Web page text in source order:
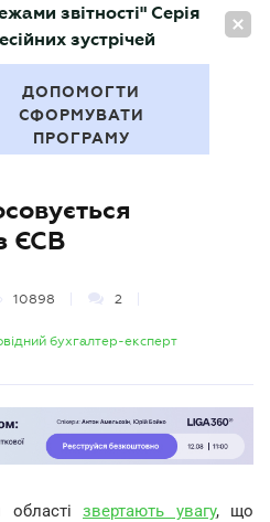
UA
звітності" Серія
зустрічей
ДОПОМОГТИ
СФОРМУВАТИ
ПРОГРАМУ
ЄСВ
10898 2
бухгалтер-експерт
звертають увагу, що